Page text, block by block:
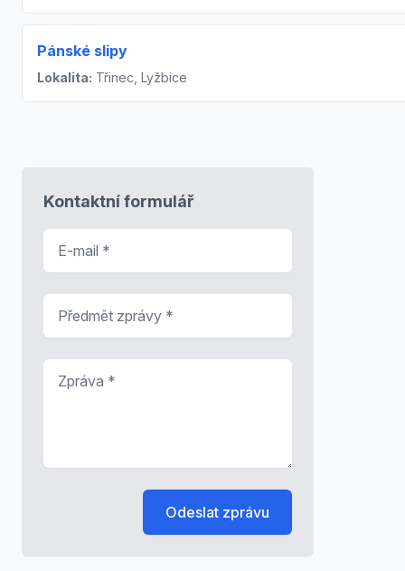
Pánské slipy
Lokalita: Třinec, Lyžbice
Kontaktní formulář
Odeslat zprávu